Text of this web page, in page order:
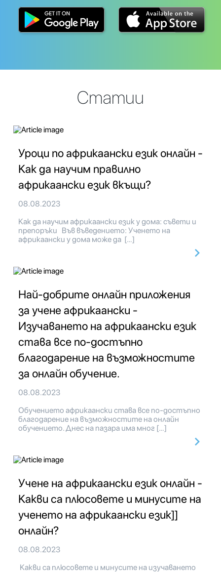
Статии
Уроци по африкаански език онлайн -
Как да научим правилно
африкаански език вкъщи?
08.08.2023
Как да научим африкаански език у дома: съвети и
препоръки Във въведението: Ученето на
африкаански у дома може да […]
Най-добрите онлайн приложения
за учене африкаански -
Изучаването на африкаански език
става все по-достъпно
благодарение на възможностите
за онлайн обучение.
08.08.2023
Обучението африкаански става все по-достъпно
благодарение на възможностите на онлайн
обучението. Днес на пазара има мног […]
Учене на африкаански език онлайн -
Какви са плюсовете и минусите на
ученето на африкаански език]]
онлайн?
08.08.2023
Какви са плюсовете и минусите на изучаването